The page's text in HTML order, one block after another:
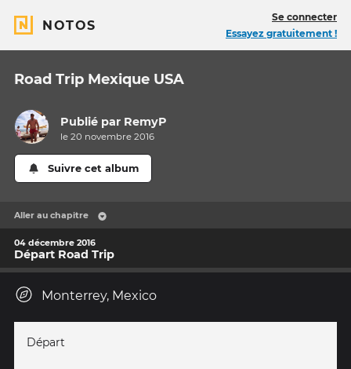
NOTOS
Se connecter
Essayez gratuitement !
Road Trip Mexique USA
Publié par RemyP
le 20 novembre 2016
Suivre cet album
Aller au chapitre
04 décembre 2016
Départ Road Trip
Monterrey, Mexico
Départ